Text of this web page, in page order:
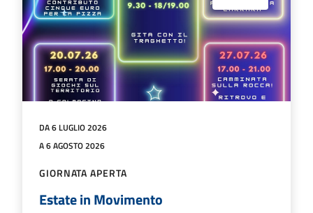
DA 6 LUGLIO 2026
A 6 AGOSTO 2026
GIORNATA APERTA
Estate in Movimento